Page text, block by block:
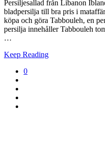
Persiljesallad från Libanon
bladpersilja till bra pris i
köpa och göra Tabbouleh, en
persilja innehåller Tabbouleh
…
Keep Reading
0